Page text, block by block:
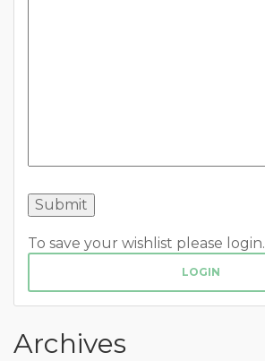
To save your wishlist please login.
LOGIN
Archives